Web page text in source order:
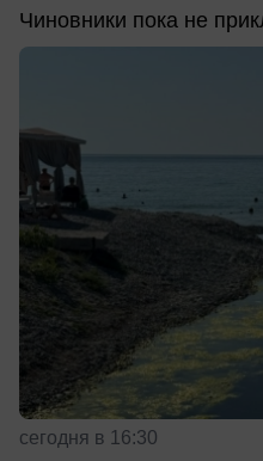
Чиновники пока не
сегодня в 16:30